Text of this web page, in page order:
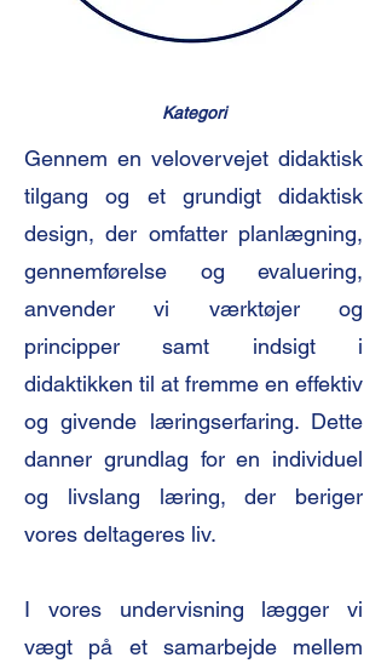
Kategori
Gennem en velovervejet didaktisk
tilgang og et grundigt didaktisk
design, der omfatter planlægning,
gennemførelse og evaluering,
anvender vi værktøjer og
principper samt indsigt i
didaktikken til at fremme en effektiv
og givende læringserfaring. Dette
danner grundlag for en individuel
og livslang læring, der beriger
vores deltageres liv.
I vores undervisning lægger vi
vægt på et samarbejde mellem